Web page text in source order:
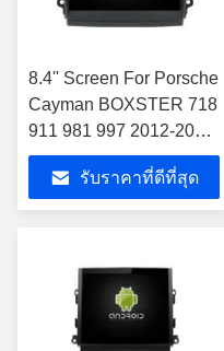
8.4'' Screen For Porsche
Cayman BOXSTER 718
911 981 997 2012-2018
คาร์มัลติมีเดีย สเตียโร
GPS CarPlay Player
รับราคาที่ดีที่สุด